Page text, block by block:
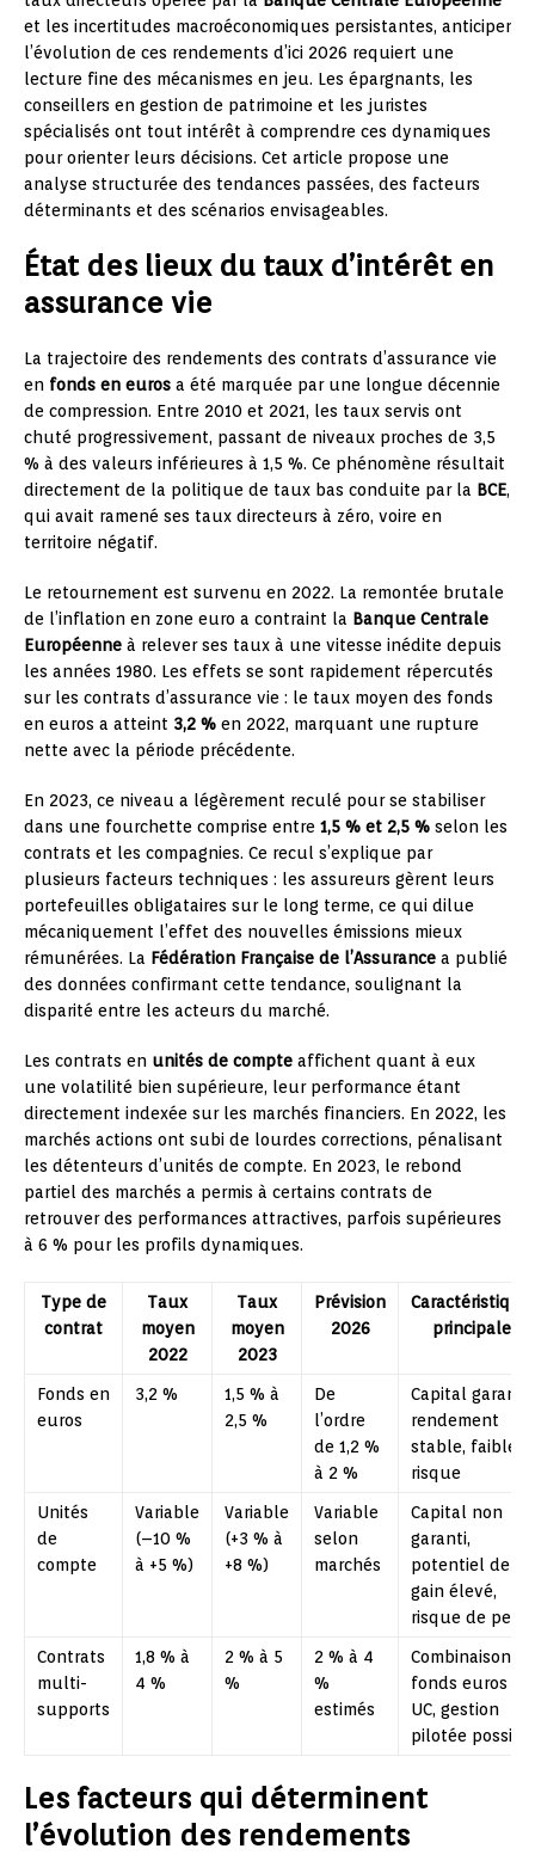
et les incertitudes macroéconomiques persistantes, anticiper
l’évolution de ces rendements d’ici 2026 requiert une
lecture fine des mécanismes en jeu. Les épargnants, les
conseillers en gestion de patrimoine et les juristes
spécialisés ont tout intérêt à comprendre ces dynamiques
pour orienter leurs décisions. Cet article propose une
analyse structurée des tendances passées, des facteurs
déterminants et des scénarios envisageables.
État des lieux du taux d’intérêt en
assurance vie
La trajectoire des rendements des contrats d’assurance vie
en fonds en euros a été marquée par une longue décennie
de compression. Entre 2010 et 2021, les taux servis ont
chuté progressivement, passant de niveaux proches de 3,5
% à des valeurs inférieures à 1,5 %. Ce phénomène résultait
directement de la politique de taux bas conduite par la BCE,
qui avait ramené ses taux directeurs à zéro, voire en
territoire négatif.
Le retournement est survenu en 2022. La remontée brutale
de l’inflation en zone euro a contraint la Banque Centrale
Européenne à relever ses taux à une vitesse inédite depuis
les années 1980. Les effets se sont rapidement répercutés
sur les contrats d’assurance vie : le taux moyen des fonds
en euros a atteint 3,2 % en 2022, marquant une rupture
nette avec la période précédente.
En 2023, ce niveau a légèrement reculé pour se stabiliser
dans une fourchette comprise entre 1,5 % et 2,5 % selon les
contrats et les compagnies. Ce recul s’explique par
plusieurs facteurs techniques : les assureurs gèrent leurs
portefeuilles obligataires sur le long terme, ce qui dilue
mécaniquement l’effet des nouvelles émissions mieux
rémunérées. La Fédération Française de l’Assurance a publié
des données confirmant cette tendance, soulignant la
disparité entre les acteurs du marché.
Les contrats en unités de compte affichent quant à eux
une volatilité bien supérieure, leur performance étant
directement indexée sur les marchés financiers. En 2022, les
marchés actions ont subi de lourdes corrections, pénalisant
les détenteurs d’unités de compte. En 2023, le rebond
partiel des marchés a permis à certains contrats de
retrouver des performances attractives, parfois supérieures
à 6 % pour les profils dynamiques.
Type de
contrat
Taux
moyen
2022
Taux
moyen
2023
Prévision
2026
principales
Fonds en
euros
3,2 %
1,5 % à
2,5 %
De
l’ordre
de 1,2 %
à 2 %
Capital garanti,
rendement
stable, faible
risque
Unités
de
compte
Variable
(–10 %
à +5 %)
Variable
(+3 % à
+8 %)
Variable
selon
marchés
Capital non
garanti,
potentiel de
gain élevé,
risque de perte
Contrats
multi-
supports
1,8 % à
4 %
2 % à 5
%
2 % à 4
%
estimés
Combinaison
fonds euros +
UC, gestion
pilotée
Les facteurs qui déterminent
l’évolution des rendements